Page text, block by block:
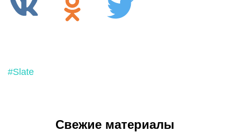
#Slate
Свежие материалы